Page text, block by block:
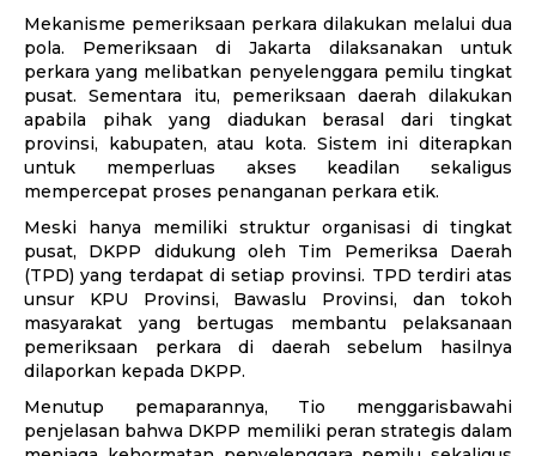
Mekanisme pemeriksaan perkara dilakukan melalui dua
pola. Pemeriksaan di Jakarta dilaksanakan untuk
perkara yang melibatkan penyelenggara pemilu tingkat
pusat. Sementara itu, pemeriksaan daerah dilakukan
apabila pihak yang diadukan berasal dari tingkat
provinsi, kabupaten, atau kota. Sistem ini diterapkan
untuk memperluas akses keadilan sekaligus
mempercepat proses penanganan perkara etik.
Meski hanya memiliki struktur organisasi di tingkat
pusat, DKPP didukung oleh Tim Pemeriksa Daerah
(TPD) yang terdapat di setiap provinsi. TPD terdiri atas
unsur KPU Provinsi, Bawaslu Provinsi, dan tokoh
masyarakat yang bertugas membantu pelaksanaan
pemeriksaan perkara di daerah sebelum hasilnya
dilaporkan kepada DKPP.
Menutup pemaparannya, Tio menggarisbawahi
penjelasan bahwa DKPP memiliki peran strategis dalam